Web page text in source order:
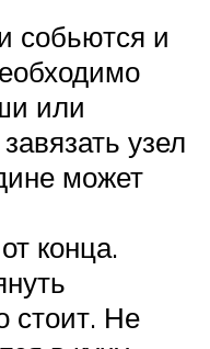
собьются и
или
узел
может
конца.
стоит. Не